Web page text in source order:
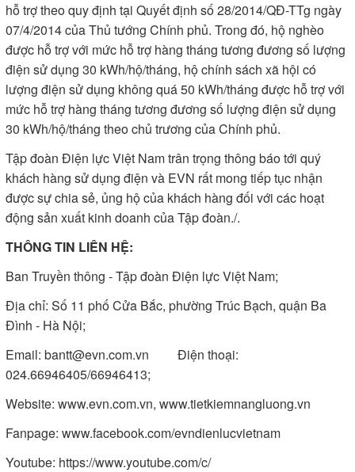
hỗ trợ theo quy định tại Quyết định số 28/2014/QĐ-TTg ngày
07/4/2014 của Thủ tướng Chính phủ. Trong đó, hộ nghèo
được hỗ trợ với mức hỗ trợ hàng tháng tương đương số lượng
điện sử dụng 30 kWh/hộ/tháng, hộ chính sách xã hội có
lượng điện sử dụng không quá 50 kWh/tháng được hỗ trợ với
mức hỗ trợ hàng tháng tương đương số lượng điện sử dụng
30 kWh/hộ/tháng theo chủ trương của Chính phủ.
Tập đoàn Điện lực Việt Nam trân trọng thông báo tới quý
khách hàng sử dụng điện và EVN rất mong tiếp tục nhận
được sự chia sẻ, ủng hộ của khách hàng đối với các hoạt
động sản xuất kinh doanh của Tập đoàn./.
THÔNG TIN LIÊN HỆ:
Ban Truyền thông - Tập đoàn Điện lực Việt Nam;
Địa chỉ: Số 11 phố Cửa Bắc, phường Trúc Bạch, quận Ba
Đình - Hà Nội;
Email: bantt@evn.com.vn Điện thoại:
024.66946405/66946413;
Website: www.evn.com.vn, www.tietkiemnangluong.vn
Fanpage: www.facebook.com/evndienlucvietnam
Youtube: https://www.youtube.com/c/